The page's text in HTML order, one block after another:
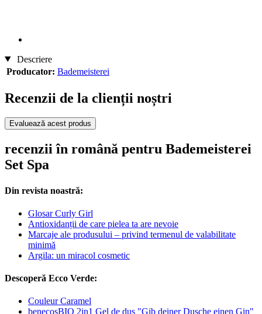
Descriere
Producator: Bademeisterei
Recenzii de la clienții noștri
Evaluează acest produs
recenzii în română pentru Bademeisterei
Set Spa
Din revista noastră:
Glosar Curly Girl
Antioxidanții de care pielea ta are nevoie
Marcaje ale produsului – privind termenul de valabilitate
minimă
Argila: un miracol cosmetic
Descoperă Ecco Verde:
Couleur Caramel
benecosBIO 2in1 Gel de duș "Gib deiner Dusche einen Gin"